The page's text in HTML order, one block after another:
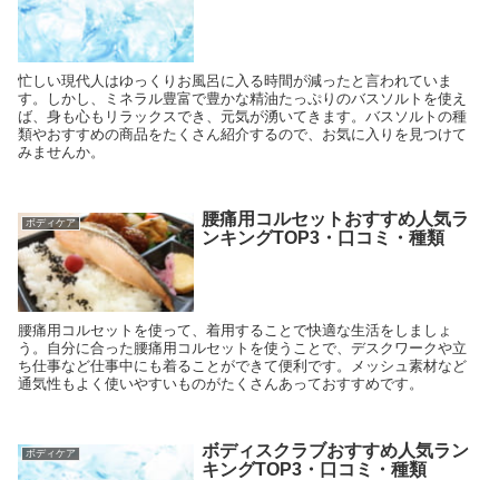
忙しい現代人はゆっくりお風呂に入る時間が減ったと言われていま
す。しかし、ミネラル豊富で豊かな精油たっぷりのバスソルトを使え
ば、身も心もリラックスでき、元気が湧いてきます。バスソルトの種
類やおすすめの商品をたくさん紹介するので、お気に入りを見つけて
みませんか。
ボディケア
腰痛用コルセットおすすめ人気ラ
ンキングTOP3・口コミ・種類
腰痛用コルセットを使って、着用することで快適な生活をしましょ
う。自分に合った腰痛用コルセットを使うことで、デスクワークや立
ち仕事など仕事中にも着ることができて便利です。メッシュ素材など
通気性もよく使いやすいものがたくさんあっておすすめです。
ボディケア
ボディスクラブおすすめ人気ラン
キングTOP3・口コミ・種類